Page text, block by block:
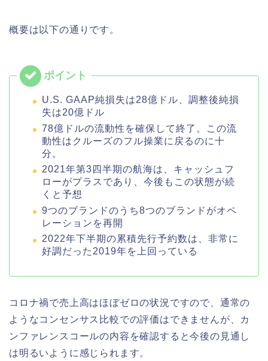
概要は以下の通りです。
U.S. GAAP純損失は28億ドル、調整後純損
失は20億ドル
78億ドルの流動性を確保して終了。この流
動性はクルーズのフル操業に戻るのに十
分。
2021年第3四半期の航海は、キャッシュフ
ローがプラスであり、今後もこの状態が続
くと予想
9つのブランドのうち8つのブランドがオペ
レーションを再開
2022年下半期の累積先行予約数は、非常に
好調だった2019年を上回っている
コロナ禍で売上高はほぼゼロの状況ですので、通常の
ようなコンセンサス比較での評価はできませんが、カ
ンファレンスコールの内容を確認すると今後の見通し
は明るいように感じられます。